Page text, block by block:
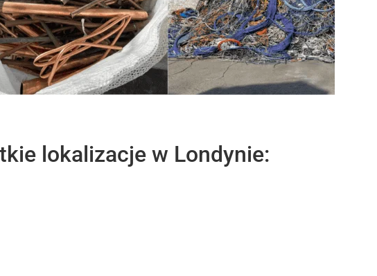
lokalizacje w Londynie: